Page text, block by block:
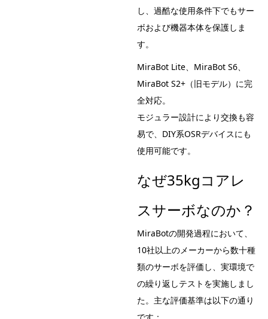
し、過酷な使用条件下でもサー
ボおよび機器本体を保護しま
す。
MiraBot Lite、MiraBot S6、
MiraBot S2+（旧モデル）に完
全対応。
モジュラー設計により交換も容
易で、DIY系OSRデバイスにも
使用可能です。
なぜ35kgコアレ
スサーボなのか？
MiraBotの開発過程において、
10社以上のメーカーから数十種
類のサーボを評価し、実環境で
の繰り返しテストを実施しまし
た。主な評価基準は以下の通り